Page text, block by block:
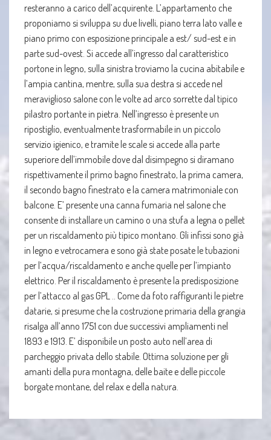
resteranno a carico dell’acquirente. L’appartamento che
proponiamo si sviluppa su due livelli, piano terra lato valle e
piano primo con esposizione principale a est/ sud-est e in
parte sud-ovest. Si accede all’ingresso dal caratteristico
portone in legno, sulla sinistra troviamo la cucina abitabile e
l’ampia cantina, mentre, sulla sua destra si accede nel
meraviglioso salone con le volte ad arco sorrette dal tipico
pilastro portante in pietra. Nell’ingresso è presente un
ripostiglio, eventualmente trasformabile in un piccolo
servizio igienico, e tramite le scale si accede alla parte
superiore dell’immobile dove dal disimpegno si diramano
rispettivamente il primo bagno finestrato, la prima camera,
il secondo bagno finestrato e la camera matrimoniale con
balcone. E’ presente una canna fumaria nel salone che
consente di installare un camino o una stufa a legna o pellet
per un riscaldamento più tipico montano. Gli infissi sono già
in legno e vetrocamera e sono già state posate le tubazioni
per l’acqua/riscaldamento e anche quelle per l’impianto
elettrico. Per il riscaldamento è presente la predisposizione
per l’attacco al gas GPL .. Come da foto raffiguranti le pietre
datarie, si presume che la costruzione primaria della grangia
risalga all’anno 1751 con due successivi ampliamenti nel
1893 e 1913. E’ disponibile un posto auto nell’area di
parcheggio privata dello stabile. Ottima soluzione per gli
amanti della pura montagna, delle baite e delle piccole
borgate montane, del relax e della natura.